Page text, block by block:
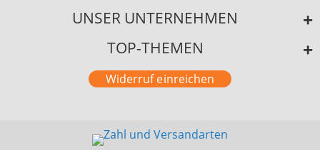
UNSER UNTERNEHMEN
TOP-THEMEN
Widerruf einreichen